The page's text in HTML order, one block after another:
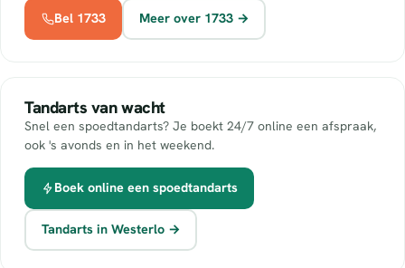
Bel 1733 Meer over 1733 →
Tandarts van wacht
Snel een spoedtandarts? Je boekt 24/7 online een afspraak,
ook 's avonds en in het weekend.
Boek online een spoedtandarts
Tandarts in Westerlo →